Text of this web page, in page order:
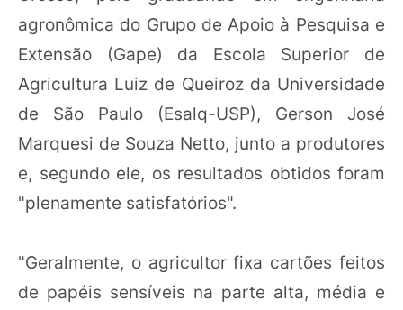
agronômica do Grupo de Apoio à Pesquisa e
Extensão (Gape) da Escola Superior de
Agricultura Luiz de Queiroz da Universidade
de São Paulo (Esalq-USP), Gerson José
Marquesi de Souza Netto, junto a produtores
e, segundo ele, os resultados obtidos foram
"plenamente satisfatórios".
"Geralmente, o agricultor fixa cartões feitos
de papéis sensíveis na parte alta, média e